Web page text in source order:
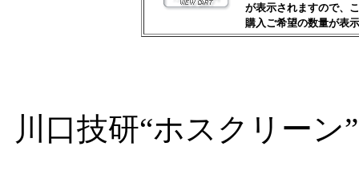
が表示されますので、
購入ご希望の数量が表
川口技研“ホスクリー